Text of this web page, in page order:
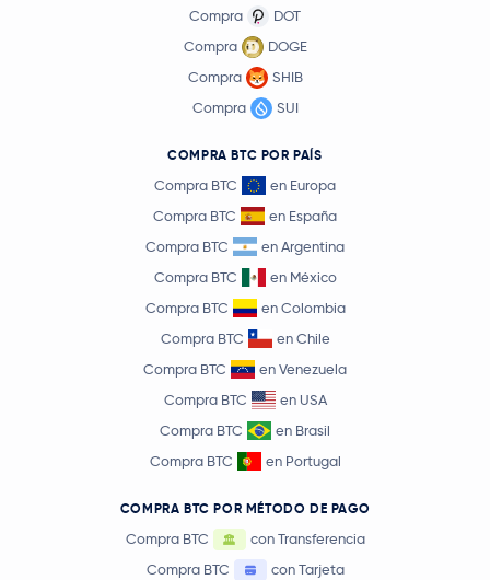
Compra
DOT
Compra
DOGE
Compra
SHIB
Compra
SUI
COMPRA BTC POR PAÍS
Compra BTC
en Europa
Compra BTC
en España
Compra BTC
en Argentina
Compra BTC
en México
Compra BTC
en Colombia
Compra BTC
en Chile
Compra BTC
en Venezuela
Compra BTC
en USA
Compra BTC
en Brasil
Compra BTC
en Portugal
COMPRA BTC POR MÉTODO DE PAGO
Compra BTC
con Transferencia
Compra BTC
con Tarjeta